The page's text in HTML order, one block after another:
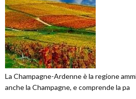
La Champagne-Ardenne è la regione
anche la Champagne, e comprende la pa